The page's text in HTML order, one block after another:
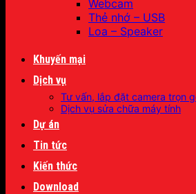
Webcam
Thẻ nhớ – USB
Loa – Speaker
Khuyến mại
Dịch vụ
Tư vấn, lắp đặt camera trọn
Dịch vụ sửa chữa máy tính
Dự án
Tin tức
Kiến thức
Download